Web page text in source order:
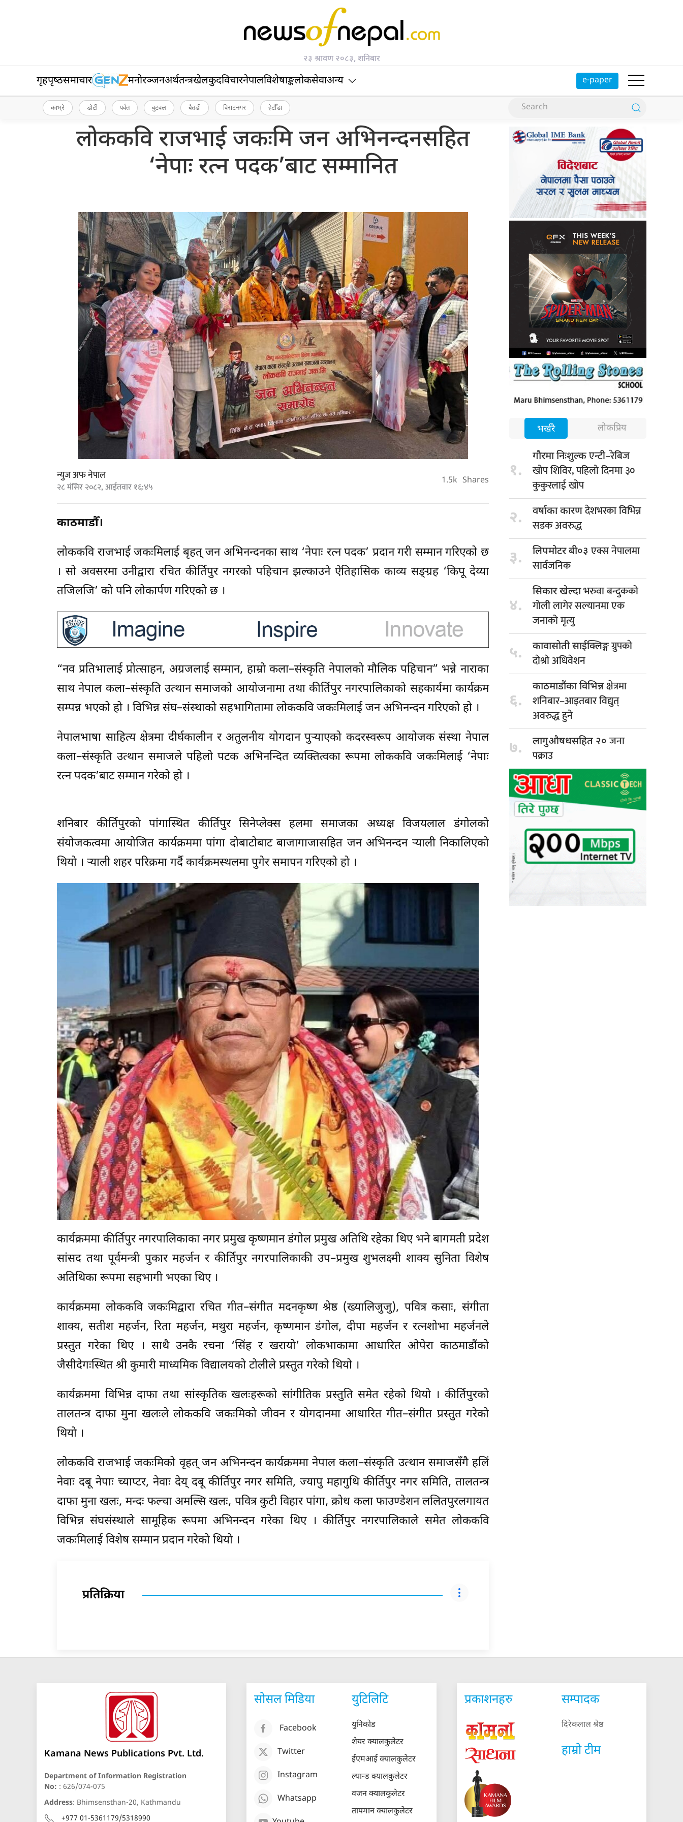
२३ श्रावण २०८३, शनिबार
गृहपृष्‍ठसमाचार मनोरञ्जनअर्थतन्त्रखेलकुदविचारनेपालविशेषाङ्कलोकसेवाअन्य e-paper
काभ्रे डोटी पर्वत बुटवल बैतडी विराटनगर हेटौँडा
लोककवि राजभाई जकःमि जन अभिनन्दनसहित
‘नेपाः रत्न पदक’बाट सम्मानित
न्युज अफ नेपाल
२८ मंसिर २०८२, आईतवार १६:४५ 1.5k Shares
काठमाडौँ।
लोककवि राजभाई जकःमिलाई बृहत् जन अभिनन्दनका साथ ‘नेपाः रत्न पदक’ प्रदान गरी सम्मान गरिएको छ
। सो अवसरमा उनीद्वारा रचित कीर्तिपुर नगरको पहिचान झल्काउने ऐतिहासिक काव्य सङ्ग्रह ‘किपू देय्या
तजिलजि’ को पनि लोकार्पण गरिएको छ ।
“नव प्रतिभालाई प्रोत्साहन, अग्रजलाई सम्मान, हाम्रो कला–संस्कृति नेपालको मौलिक पहिचान” भन्ने नाराका
साथ नेपाल कला–संस्कृति उत्थान समाजको आयोजनामा तथा कीर्तिपुर नगरपालिकाको सहकार्यमा कार्यक्रम
सम्पन्न भएको हो । विभिन्न संघ–संस्थाको सहभागितामा लोककवि जकःमिलाई जन अभिनन्दन गरिएको हो ।
नेपालभाषा साहित्य क्षेत्रमा दीर्घकालीन र अतुलनीय योगदान पुर्‍याएको कदरस्वरूप आयोजक संस्था नेपाल
कला–संस्कृति उत्थान समाजले पहिलो पटक अभिनन्दित व्यक्तित्वका रूपमा लोककवि जकःमिलाई ‘नेपाः
रत्न पदक’बाट सम्मान गरेको हो ।
शनिबार कीर्तिपुरको पांगास्थित कीर्तिपुर सिनेप्लेक्स हलमा समाजका अध्यक्ष विजयलाल डंगोलको
संयोजकत्वमा आयोजित कार्यक्रममा पांगा दोबाटोबाट बाजागाजासहित जन अभिनन्दन र्‍याली निकालिएको
थियो । र्‍याली शहर परिक्रमा गर्दै कार्यक्रमस्थलमा पुगेर समापन गरिएको हो ।
कार्यक्रममा कीर्तिपुर नगरपालिकाका नगर प्रमुख कृष्णमान डंगोल प्रमुख अतिथि रहेका थिए भने बागमती प्रदेश
सांसद तथा पूर्वमन्त्री पुकार महर्जन र कीर्तिपुर नगरपालिकाकी उप–प्रमुख शुभलक्ष्मी शाक्य सुनिता विशेष
अतिथिका रूपमा सहभागी भएका थिए ।
कार्यक्रममा लोककवि जकःमिद्वारा रचित गीत–संगीत मदनकृष्ण श्रेष्ठ (ख्यालिजुजु), पवित्र कसाः, संगीता
शाक्य, सतीश महर्जन, रिता महर्जन, मथुरा महर्जन, कृष्णमान डंगोल, दीपा महर्जन र रत्नशोभा महर्जनले
प्रस्तुत गरेका थिए । साथै उनकै रचना ‘सिंह र खरायो’ लोकभाकामा आधारित ओपेरा काठमाडौंको
जैसीदेगःस्थित श्री कुमारी माध्यमिक विद्यालयको टोलीले प्रस्तुत गरेको थियो ।
कार्यक्रममा विभिन्न दाफा तथा सांस्कृतिक खलःहरूको सांगीतिक प्रस्तुति समेत रहेको थियो । कीर्तिपुरको
तालतन्त्र दाफा मुना खलःले लोककवि जकःमिको जीवन र योगदानमा आधारित गीत–संगीत प्रस्तुत गरेको
थियो ।
लोककवि राजभाई जकःमिको वृहत् जन अभिनन्दन कार्यक्रममा नेपाल कला–संस्कृति उत्थान समाजसँगै हलिं
नेवाः दबू नेपाः च्याप्टर, नेवाः देय् दबू कीर्तिपुर नगर समिति, ज्यापु महागुथि कीर्तिपुर नगर समिति, तालतन्त्र
दाफा मुना खलः, मन्दः फल्चा अमल्सि खलः, पवित्र कुटी विहार पांगा, क्रोध कला फाउण्डेशन ललितपुरलगायत
विभिन्न संघसंस्थाले सामूहिक रूपमा अभिनन्दन गरेका थिए । कीर्तिपुर नगरपालिकाले समेत लोककवि
जकःमिलाई विशेष सम्मान प्रदान गरेको थियो ।
प्रतिक्रिया
भर्खरै लोकप्रिय
१.
गौरमा निःशुल्कएन्टी–रेबिज
खोप शिविर, पहिलो दिनमा ३०
कुकुरलाई खोप
२. वर्षाका कारणदेशभरका विभिन्न
सडक अवरुद्ध
३. लिपमोटर बी०३एक्स नेपालमा
सार्वजनिक
४.
सिकार खेल्दाभरुवा बन्दुकको
गोली लागेर सल्यानमा एक
जनाको मृत्यु
५. कावासाेती साईक्लिङ्गग्रुपकाे
दाेश्राे अधिवेशन
६.
काठमाडौंका विभिन्नक्षेत्रमा
शनिबार–आइतबार विद्युत्
अवरुद्ध हुने
७. लागुऔषधसहित २०जना
पक्राउ
Kamana News Publications Pvt. Ltd.
Department of Information Registration
No: : 626/074-075
Address: Bhimsensthan-20, Kathmandu
+977 01-5361179/5318990
सोसल मिडिया
Facebook
Twitter
Instagram
Whatsapp
युटिलिटि
युनिकोड
शेयर क्यालकुलेटर
ईएमआई क्यालकुलेटर
ल्यान्ड क्यालकुलेटर
वजन क्यालकुलेटर
तापमान क्यालकुलेटर
प्रकाशनहरु सम्पादक
दिरेकलाल श्रेष्ठ
हाम्रो टीम